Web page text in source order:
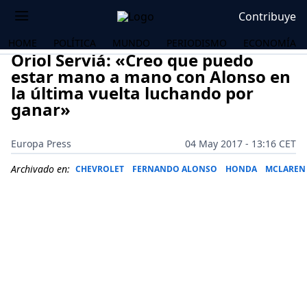
Contribuye
HOME POLÍTICA MUNDO PERIODISMO ECONOMÍA
Oriol Serviá: «Creo que puedo
estar mano a mano con Alonso en
la última vuelta luchando por
ganar»
Europa Press
04 May 2017 - 13:16 CET
Archivado en: CHEVROLET FERNANDO ALONSO HONDA MCLAREN